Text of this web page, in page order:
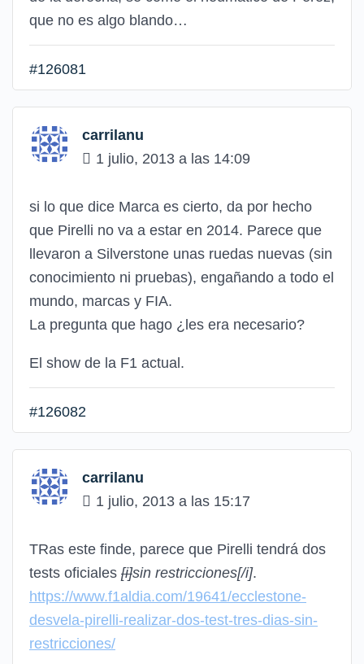
que no es algo blando…
#126081
carrilanu
1 julio, 2013 a las 14:09
si lo que dice Marca es cierto, da por hecho
que Pirelli no va a estar en 2014. Parece que
llevaron a Silverstone unas ruedas nuevas (sin
conocimiento ni pruebas), engañando a todo el
mundo, marcas y FIA.
La pregunta que hago ¿les era necesario?
El show de la F1 actual.
#126082
carrilanu
1 julio, 2013 a las 15:17
TRas este finde, parece que Pirelli tendrá dos
tests oficiales [i]sin restricciones[/i].
https://www.f1aldia.com/19641/ecclestone-
desvela-pirelli-realizar-dos-test-tres-dias-sin-
restricciones/